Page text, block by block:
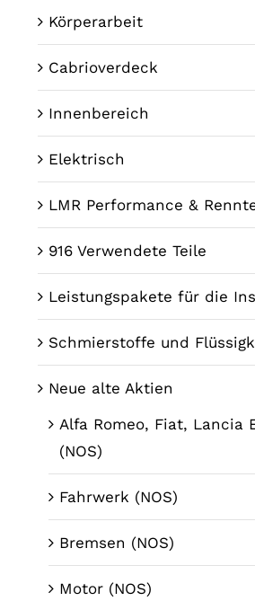
Körperarbeit
Cabrioverdeck
Innenbereich
Elektrisch
LMR Performance &
916 Verwendete Teile
Leistungspakete für die
Schmierstoffe und
Neue alte Aktien
Alfa Romeo, Fiat, Lancia
(NOS)
Fahrwerk (NOS)
Bremsen (NOS)
Motor (NOS)